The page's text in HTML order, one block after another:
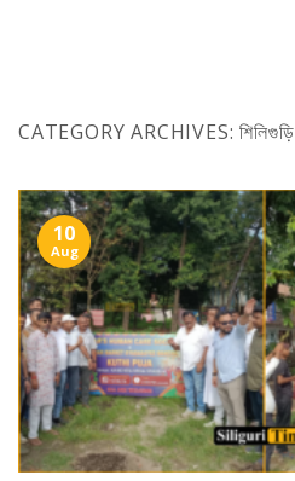
CATEGORY ARCHIVES:শিলিগুড়ি
10
Aug